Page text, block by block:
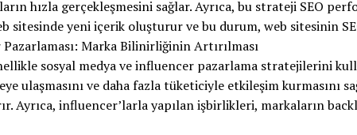
hızla gerçekleşmesini sağlar. Ayrıca, bu strateji SEO
sitesinde yeni içerik oluşturur ve bu durum, web sitesinin
Marka Bilinirliğinin Artırılması
sosyal medya ve influencer pazarlama stratejilerini
ulaşmasını ve daha fazla tüketiciyle etkileşim kurmasını
Ayrıca, influencer’larla yapılan işbirlikleri, markaların